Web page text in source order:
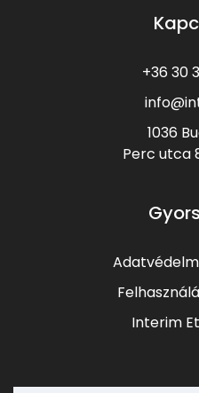
+36 30
1036
Perc utca
Interim